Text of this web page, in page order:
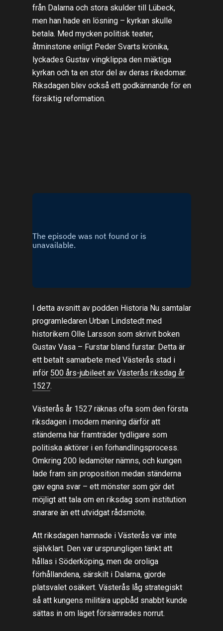
från Dalarna och stora skulder till Lübeck,
men han hade en lösning – kyrkan skulle
betala. Med mycken politisk teater,
åtminstone enligt Peder Svarts krönika,
lyckades Gustav vingklippa den mäktiga
kyrkan och ta en stor del av deras rikedomar.
Riksdagen blev också ett godkännande för en
försiktig reformation.
I detta avsnitt av podden Historia Nu samtalar
programledaren Urban Lindstedt med
historikern Olle Larsson som skrivit boken
Gustav Vasa – Furstar bland furstar. Detta är
ett betalt samarbete med Västerås stad i
inför 500 års-jubileet av Västerås riksdag år
1527.
Västerås år 1527 räknas ofta som den första
riksdagen i modern mening därför att
ständerna här framträder tydligare som
politiska aktörer i en förhandlingsprocess.
Omkring 200 ledamöter nämns, och kungen
lade fram sin proposition medan ständerna
gav egna svar – ett mönster som gör det
möjligt att tala om en riksdag som institution
snarare än ett utvidgat rådsmöte.
Att riksdagen hamnade i Västerås var inte
självklart. Den var ursprungligen tänkt att
hållas i Söderköping, men de oroliga
förhållandena, särskilt i Dalarna, gjorde
platsvalet osäkert. Västerås låg strategiskt
så att kungens militära uppbåd snabbt kunde
sättas in om läget försämrades norrut.